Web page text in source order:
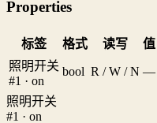
Properties
标签 格式 读写
值
照明开关
#1 · on
bool R / W / N —
照明开关
#1 · on